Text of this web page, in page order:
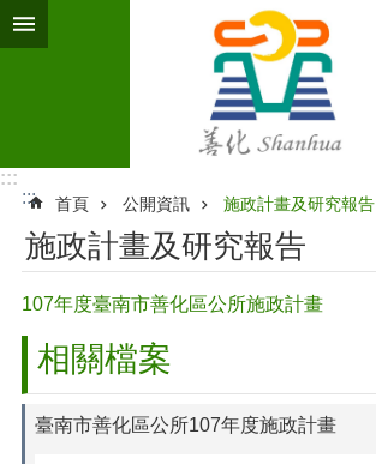
跳到主要內容區塊
:::
:::
首頁 公開資訊 施政計畫及研究報告
施政計畫及研究報告
107年度臺南市善化區公所施政計畫
相關檔案
臺南市善化區公所107年度施政計畫